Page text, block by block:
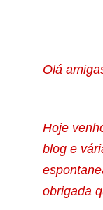
Olá
Hoje
blog e
obrigada